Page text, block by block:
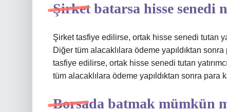
Şirket batarsa hisse senedi
Şirket tasfiye edilirse, ortak hisse senedi tutan
Diğer tüm alacaklılara ödeme yapıldıktan
tasfiye edilirse, ortak hisse senedi tutan
tüm alacaklılara ödeme yapıldıktan sonra
Borsada batmak mümkün